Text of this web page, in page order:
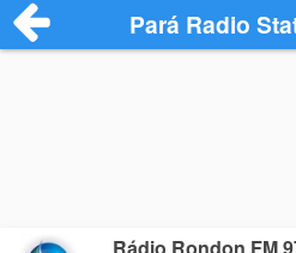
Pará Radio